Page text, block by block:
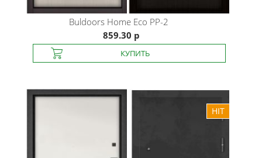
BuldoorsHome Eco PP-2
859.30 р